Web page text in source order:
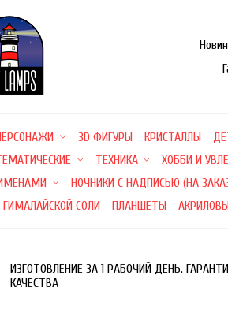
3D ФИГУРЫ КРИСТАЛЛЫ
ТЕХНИКА ХОББИ И
НОЧНИКИ С НАДПИСЬЮ (НА
ГИМАЛАЙСКОЙ СОЛИ
ПЛАНШЕТЫ
ИЗГОТОВЛЕНИЕ ЗА 1 РАБОЧИЙ ДЕНЬ.
КАЧЕСТВА